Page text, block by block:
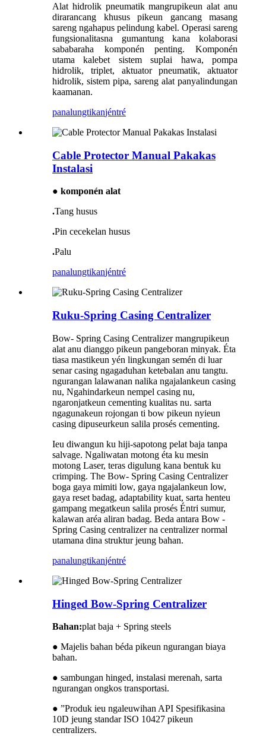
Alat hidrolik pneumatik mangrupikeun alat anu
dirarancang khusus pikeun gancang masang
sareng ngahapus pelindung kabel. Operasi sareng
fungsionalitasna gumantung kana kolaborasi
sababaraha komponén penting. Komponén
utama kalebet sistem suplai hawa, pompa
hidrolik, triplet, aktuator pneumatik, aktuator
hidrolik, sistem pipa, sareng alat panyalindungan
kaamanan.
panalungtikanjéntré
Cable Protector Manual Pakakas
Instalasi
● komponén alat
.Tang husus
.Pin cecekelan husus
.Palu
panalungtikanjéntré
Ruku-Spring Casing Centralizer
Bow- Spring Casing Centralizer mangrupikeun
alat anu dianggo pikeun pangeboran minyak. Éta
tiasa mastikeun yén lingkungan semén di luar
senar casing ngagaduhan ketebalan anu tangtu.
ngurangan lalawanan nalika ngajalankeun casing
nu, Ngahindarkeun nempel casing nu,
ngaronjatkeun cementing kualitas nu. sarta
ngagunakeun rojongan ti bow pikeun nyieun
casing dipuseurkeun salila prosés cementing.
Ieu diwangun ku hiji-sapotong pelat baja tanpa
salvage. Ngaliwatan motong éta ku mesin
motong Laser, teras digulung kana bentuk ku
crimping. The Bow- Spring Casing Centralizer
boga gaya mimiti low, gaya ngajalankeun low,
gaya reset badag, adaptability kuat, sarta henteu
gampang megatkeun salila prosés Éntri sumur,
kalawan aréa aliran badag. Beda antara Bow -
Spring Casing centralizer na centralizer normal
utamana dina struktur jeung bahan.
panalungtikanjéntré
Hinged Bow-Spring Centralizer
Bahan:plat baja + Spring steels
● Majelis bahan béda pikeun ngurangan biaya
bahan.
● sambungan hinged, instalasi merenah, sarta
ngurangan ongkos transportasi.
● ”Produk ieu ngaleuwihan API Spesifikasina
10D jeung standar ISO 10427 pikeun
centralizers.